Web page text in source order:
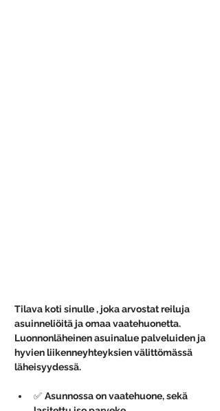
Tilava koti sinulle , joka arvostat reiluja
asuinneliöitä ja omaa vaatehuonetta.
Luonnonläheinen asuinalue palveluiden ja
hyvien liikenneyhteyksien välittömässä
läheisyydessä.
✅ Asunnossa on vaatehuone, sekä